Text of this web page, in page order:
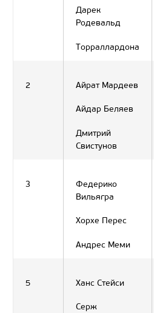
Дарек
Родевальд
Торраллардона
2 Айрат Мардеев
Айдар Беляев
Дмитрий
Свистунов
3
Федерико
Вильягра
Хорхе Перес
Андрес Меми
5 Ханс Стейси
Серж